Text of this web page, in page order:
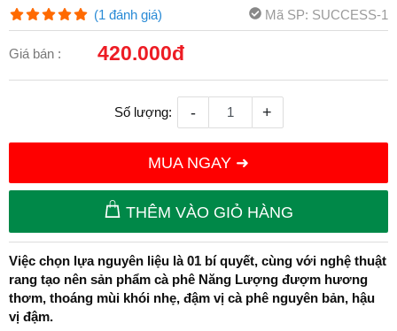
(1 đánh giá) Mã SP: SUCCESS-1
Giá bán : 420.000đ
Số lượng: - +
MUA NGAY ➜
THÊM VÀO GIỎ HÀNG
Việc chọn lựa nguyên liệu là 01 bí quyết, cùng với nghệ thuật
rang tạo nên sản phẩm cà phê Năng Lượng đượm hương
thơm, thoáng mùi khói nhẹ, đậm vị cà phê nguyên bản, hậu
vị đậm.